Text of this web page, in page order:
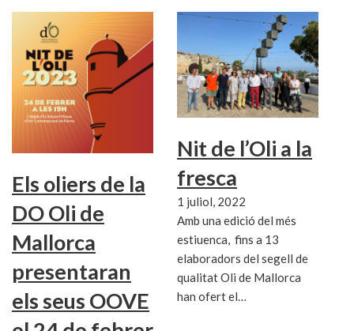
Els oliers de la
DO Oli de
Mallorca
presentaran
els seus OOVE
Nit de l’Oli a la
fresca
1 juliol, 2022
Amb una edició del més
estiuenca, fins a 13
elaboradors del segell de
qualitat Oli de Mallorca
han ofert el…